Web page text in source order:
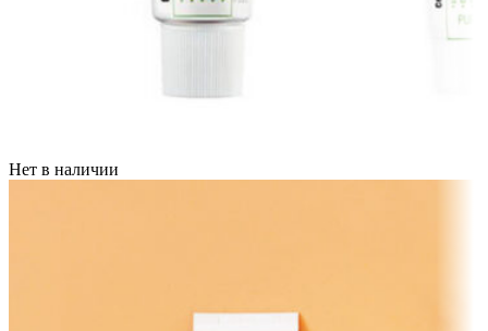
Нет в наличии